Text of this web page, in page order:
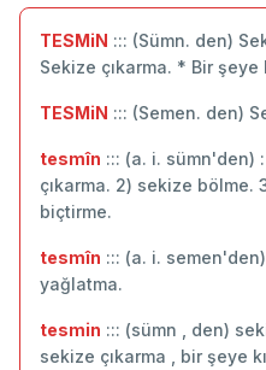
TESMiN ::: (Sümn. den)
Sekize çıkarma. * Bir şeye
TESMiN ::: (Semen. den)
tesmîn ::: (a. i. sümn'den)
çıkarma. 2) sekize bölme.
biçtirme.
tesmîn ::: (a. i.
yağlatma.
tesmin ::: (sümn , den)
sekize çıkarma , bir şeye